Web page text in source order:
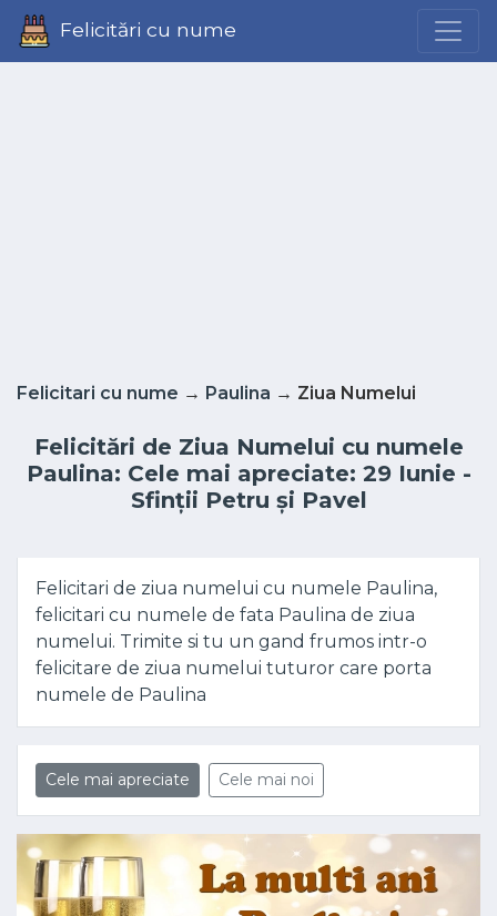
Felicitări cu nume
Felicitari cu nume → Paulina → Ziua Numelui
Felicitări de Ziua Numelui cu numele
Paulina: Cele mai apreciate: 29 Iunie -
Sfinții Petru și Pavel
Felicitari de ziua numelui cu numele Paulina,
felicitari cu numele de fata Paulina de ziua
numelui. Trimite si tu un gand frumos intr-o
felicitare de ziua numelui tuturor care porta
numele de Paulina
Cele mai apreciate Cele mai noi